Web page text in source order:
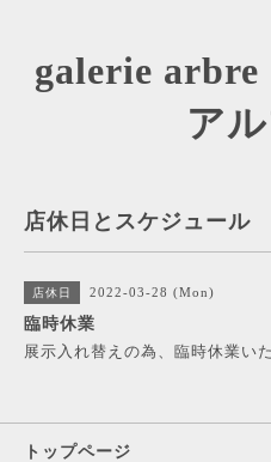
galerie
ア
店休日とスケジュール
店休日 2022-03-28 (Mon)
臨時休業
展示入れ替えの為、臨時休業い
トップページ